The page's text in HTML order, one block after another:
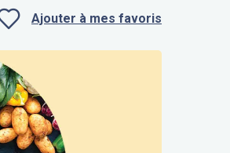
Ajouter aux
Ajouter à mes favoris